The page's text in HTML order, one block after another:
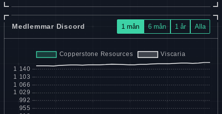
Medlemmar Discord 1 mån 6 mån 1 år Alla